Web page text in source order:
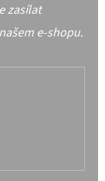
zasílat
e-shopu.